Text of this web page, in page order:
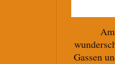
Gassen